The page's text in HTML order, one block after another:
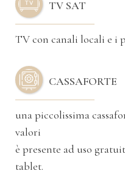
TV SAT
TV con canali locali e i
CASSAFORTE
una piccolissima
valori
è presente ad uso
tablet.